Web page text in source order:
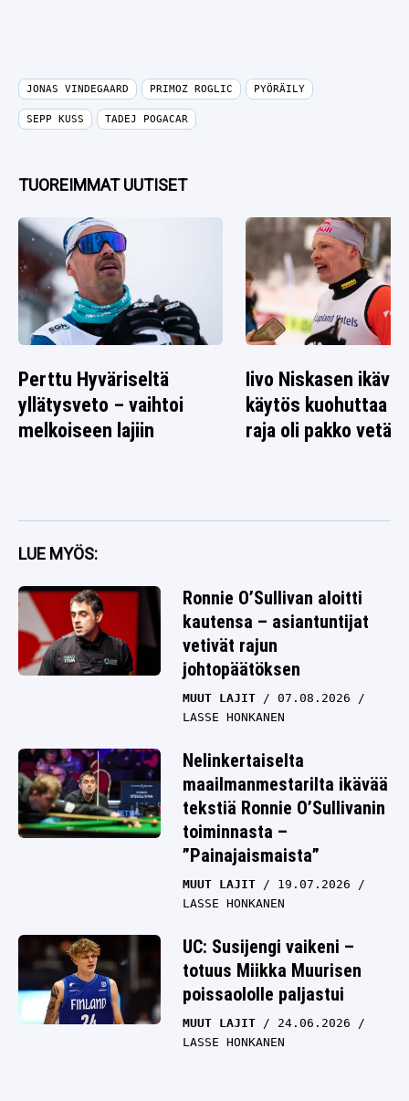
JONAS VINDEGAARD PRIMOZ ROGLIC PYÖRÄILY
SEPP KUSS TADEJ POGACAR
TUOREIMMAT UUTISET
Perttu Hyväriseltä
yllätysveto – vaihtoi
melkoiseen lajiin
Iivo Niskasen ikävä
käytös kuohuttaa –
raja oli pakko vetää
LUE MYÖS:
Ronnie O’Sullivan aloitti
kautensa – asiantuntijat
vetivät rajun
johtopäätöksen
MUUT LAJIT
07.08.2026
LASSE HONKANEN
Nelinkertaiselta
maailmanmestarilta ikävää
tekstiä Ronnie O’Sullivanin
toiminnasta –
”Painajaismaista”
MUUT LAJIT
19.07.2026
LASSE HONKANEN
UC: Susijengi vaikeni –
totuus Miikka Muurisen
poissaololle paljastui
MUUT LAJIT
24.06.2026
LASSE HONKANEN